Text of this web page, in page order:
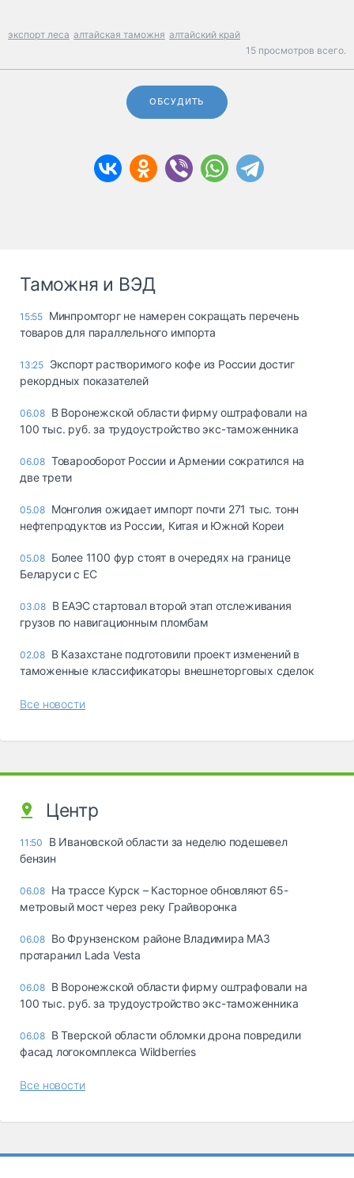
экспорт леса алтайская таможня алтайский край
15 просмотров всего.
ОБСУДИТЬ
Таможня и ВЭД
15:55 Минпромторг не намерен сокращать перечень
товаров для параллельного импорта
13:25 Экспорт растворимого кофе из России достиг
рекордных показателей
06.08 В Воронежской области фирму оштрафовали на
100 тыс. руб. за трудоустройство экс-таможенника
06.08 Товарооборот России и Армении сократился на
две трети
05.08 Монголия ожидает импорт почти 271 тыс. тонн
нефтепродуктов из России, Китая и Южной Кореи
05.08 Более 1100 фур стоят в очередях на границе
Беларуси с ЕС
03.08 В ЕАЭС стартовал второй этап отслеживания
грузов по навигационным пломбам
02.08 В Казахстане подготовили проект изменений в
таможенные классификаторы внешнеторговых сделок
Все новости
Центр
11:50
В Ивановской области за неделю подешевел
бензин
06.08 На трассе Курск – Касторное обновляют 65-
метровый мост через реку Грайворонка
06.08 Во Фрунзенском районе Владимира МАЗ
протаранил Lada Vesta
06.08 В Воронежской области фирму оштрафовали на
100 тыс. руб. за трудоустройство экс-таможенника
06.08 В Тверской области обломки дрона повредили
фасад логокомплекса Wildberries
Все новости